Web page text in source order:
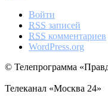
Войти
RSS записей
RSS комментариев
WordPress.org
© Телепрограмма
Телеканал «Москва 24»